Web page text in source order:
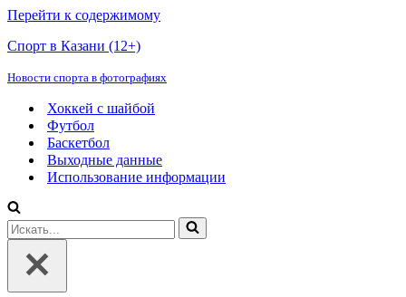
Перейти к содержимому
Спорт в Казани (12+)
Новости спорта в фотографиях
Хоккей с шайбой
Футбол
Баскетбол
Выходные данные
Использование информации
Искать...